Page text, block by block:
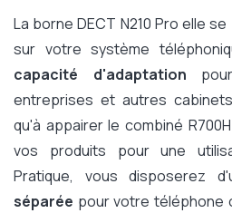
La borne DECT N210 Pro elle
sur votre système
capacité d'adaptation
entreprises et autres
qu'à appairer le combiné
vos produits pour une
Pratique, vous disposerez
séparée pour votre téléphone